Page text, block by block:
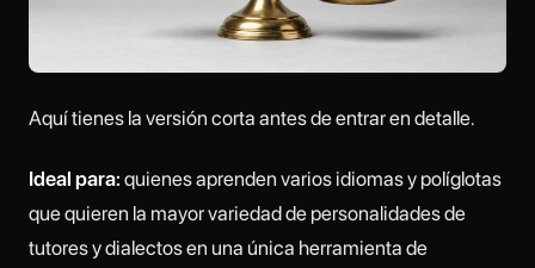
Aquí tienes la versión corta antes de entrar en detalle.
Ideal para: quienes aprenden varios idiomas y políglotas
que quieren la mayor variedad de personalidades de
tutores y dialectos en una única herramienta de